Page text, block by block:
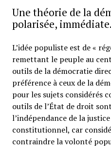
Une théorie de la
polarisée, immédiate.
L’idée populiste est de «
remettant le peuple au
outils de la démocratie
préférence à ceux de la
pour les sujets considérés
outils de l’État de droit
l’indépendance de la
constitutionnel, car
contraindre la volonté